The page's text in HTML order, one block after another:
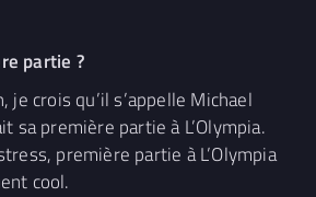
partie ?
je crois qu’il s’appelle Michael
sa première partie à L’Olympia.
première partie à L’Olympia
cool.